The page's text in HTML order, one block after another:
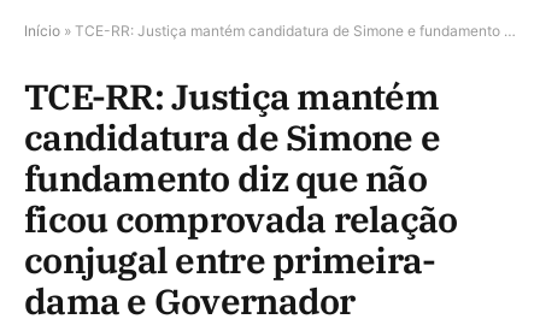
Início » TCE-RR: Justiça mantém candidatura de Simone e fundamento diz que não ficou comprovada relação conjugal entre primeira-dama e Governador
TCE-RR: Justiça mantém
candidatura de Simone e
fundamento diz que não
ficou comprovada relação
conjugal entre primeira-
dama e Governador